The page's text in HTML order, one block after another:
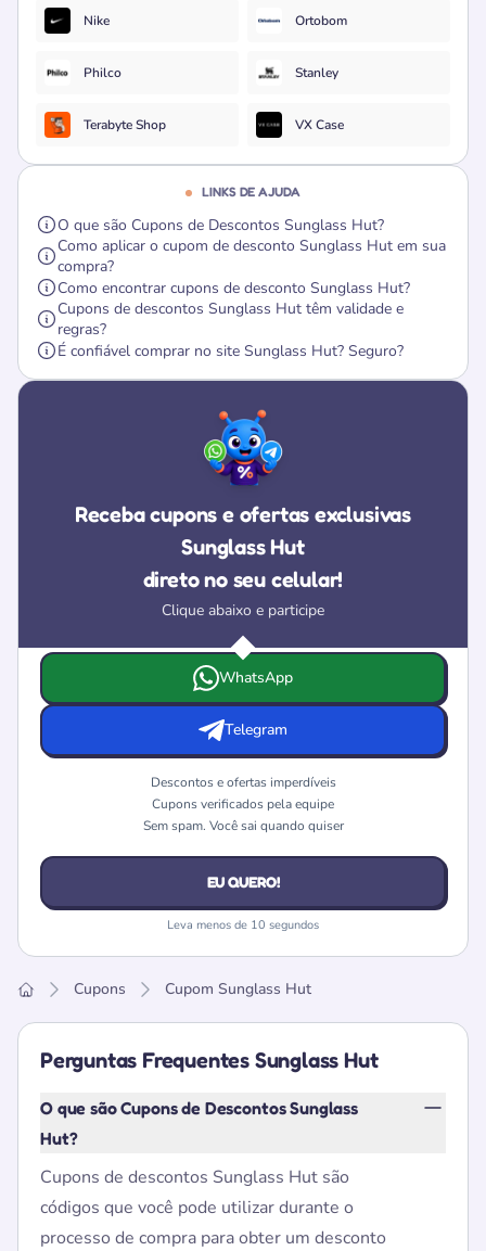
Nike Ortobom
Philco Stanley
Terabyte Shop VX Case
LINKS DE AJUDA
O que são Cupons de Descontos Sunglass Hut?
Como aplicar o cupom de desconto Sunglass Hut em sua
compra?
Como encontrar cupons de desconto Sunglass Hut?
Cupons de descontos Sunglass Hut têm validade e
regras?
É confiável comprar no site Sunglass Hut? Seguro?
Receba cupons e ofertas exclusivas
Sunglass Hut
direto no seu celular!
Clique abaixo e participe
Escolha onde deseja receber as ofertas e cupons da
WhatsApp
Telegram
Descontos e ofertas imperdíveis
Cupons verificados pela equipe
Sem spam. Você sai quando quiser
EU QUERO!
Leva menos de 10 segundos
Cupons Cupom Sunglass Hut
Perguntas Frequentes Sunglass Hut
O que são Cupons de Descontos Sunglass
Hut?
Cupons de descontos Sunglass Hut são
códigos que você pode utilizar durante o
processo de compra para obter um desconto